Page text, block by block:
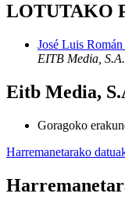
LOTUTAKO
José Luis Román
EITB Media,
Eitb Media,
Goragoko
Harremanetarako